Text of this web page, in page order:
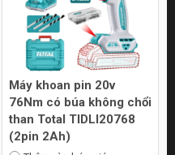
Máy khoan pin 20v
76Nm có búa không chổi
than Total TIDLI20768
(2pin 2Ah)